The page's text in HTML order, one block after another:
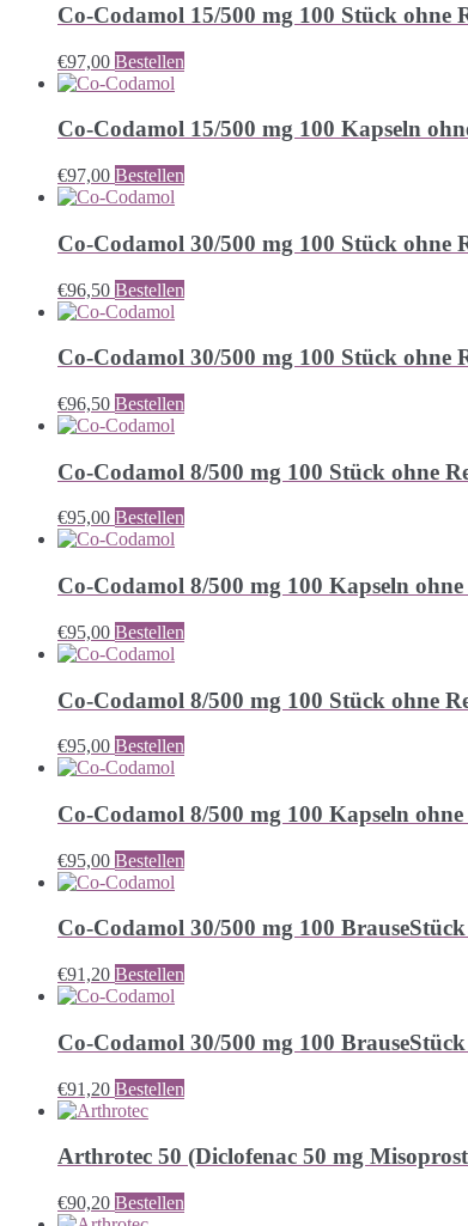
Co-Codamol 15/500 mg 100 Stück ohne
€97,00 Bestellen
Co-Codamol 15/500 mg 100 Kapseln
€97,00 Bestellen
Co-Codamol 30/500 mg 100 Stück ohne
€96,50 Bestellen
Co-Codamol 30/500 mg 100 Stück ohne
€96,50 Bestellen
Co-Codamol 8/500 mg 100 Stück ohne
€95,00 Bestellen
Co-Codamol 8/500 mg 100 Kapseln
€95,00 Bestellen
Co-Codamol 8/500 mg 100 Stück ohne
€95,00 Bestellen
Co-Codamol 8/500 mg 100 Kapseln
€95,00 Bestellen
Co-Codamol 30/500 mg 100
€91,20 Bestellen
Co-Codamol 30/500 mg 100
€91,20 Bestellen
Arthrotec 50 (Diclofenac 50 mg
€90,20 Bestellen